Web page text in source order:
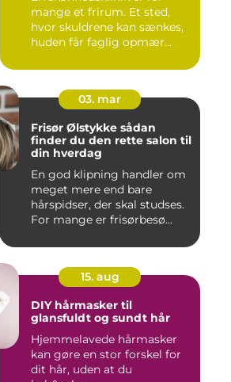
mange et frirum. Et sted,
hvor skuldrene kan sænkes,
huden får faglig opmær...
03. mar
Frisør Ølstykke sådan
finder du den rette salon til
din hverdag
En god klipning handler om
meget mere end bare
hårspidser, der skal studses.
For mange er frisørbesø...
15. aug
DIY hårmasker til
glansfuldt og sundt hår
Hjemmelavede hårmasker
kan gøre en stor forskel for
dit hår, uden at du